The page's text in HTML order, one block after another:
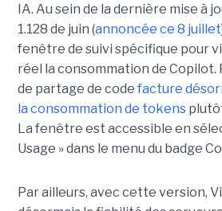
IA. Au sein de la dernière mise à
1.128 de juin (annoncée ce 8 juillet
fenêtre de suivi spécifique pour
réel la consommation de Copilot.
de partage de code facture
la consommation de tokens
La fenêtre est accessible en
Usage » dans le menu du badge
Par ailleurs, avec cette version,